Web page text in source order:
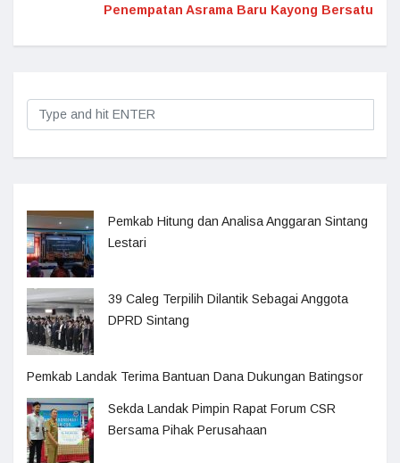
Penempatan Asrama Baru Kayong Bersatu
Pemkab Hitung dan Analisa Anggaran Sintang
Lestari
39 Caleg Terpilih Dilantik Sebagai Anggota
DPRD Sintang
Pemkab Landak Terima Bantuan Dana Dukungan Batingsor
Sekda Landak Pimpin Rapat Forum CSR
Bersama Pihak Perusahaan